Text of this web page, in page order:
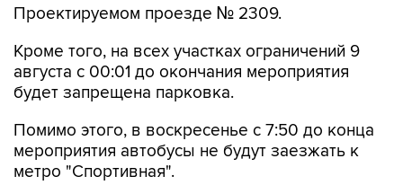
Проектируемом проезде № 2309.
Кроме того, на всех участках ограничений 9
августа с 00:01 до окончания мероприятия
будет запрещена парковка.
Помимо этого, в воскресенье с 7:50 до конца
мероприятия автобусы не будут заезжать к
метро "Спортивная".